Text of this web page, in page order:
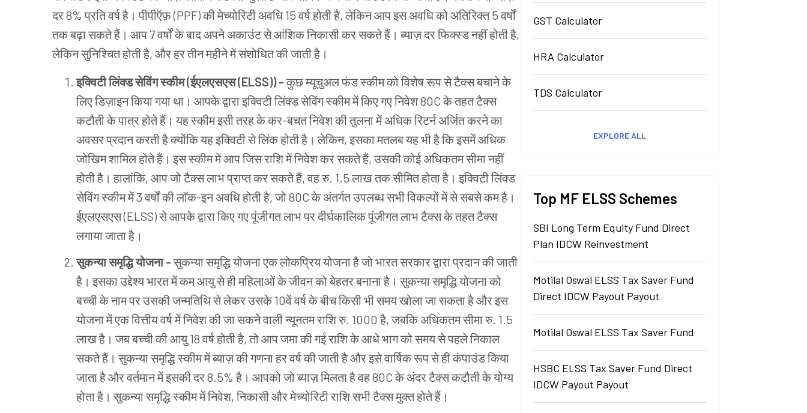
दर 8% प्रति वर्ष है। पीपीऍफ़ (PPF) की मेच्योरिटी अवधि 15 वर्ष होती है, लेकिन आप इस अवधि को अतिरिक्त 5 वर्षों
तक बढ़ा सकते हैं। आप 7 वर्षों के बाद अपने अकाउंट से आंशिक निकासी कर सकते हैं। ब्याज़ दर फिक्स्ड नहीं होती है,
लेकिन सुनिश्चित होती है, और हर तीन महीने में संशोधित की जाती है।
इक्विटी लिंक्ड सेविंग स्कीम (ईएलएसएस(ELSS)) -कुछ म्यूचुअल फंड स्कीम को विशेष रूप से टैक्स बचाने के
लिए डिज़ाइन किया गया था। आपके द्वारा इक्विटी लिंक्ड सेविंग स्कीम में किए गए निवेश 80C के तहत टैक्स
कटौती के पात्र होते हैं। यह स्कीम इसी तरह के कर-बचत निवेश की तुलना में अधिक रिटर्न अर्जित करने का
अवसर प्रदान करती है क्योंकि यह इक्विटी से लिंक होती है। लेकिन, इसका मतलब यह भी है कि इसमें अधिक
जोखिम शामिल होते हैं। इस स्कीम में आप जिस राशि में निवेश कर सकते हैं, उसकी कोई अधिकतम सीमा नहीं
होती है। हालांकि, आप जो टैक्स लाभ प्राप्त कर सकते हैं, वह रु. 1.5 लाख तक सीमित होता है। इक्विटी लिंक्ड
सेविंग स्कीम में 3 वर्षों की लॉक-इन अवधि होती है, जो 80C के अंतर्गत उपलब्ध सभी विकल्पों में से सबसे कम है।
ईएलएसएस (ELSS) से आपके द्वारा किए गए पूंजीगत लाभ पर दीर्घकालिक पूंजीगत लाभ टैक्स के तहत टैक्स
लगाया जाता है।
सुकन्या समृद्धि योजना -सुकन्या समृद्धि योजना एक लोकप्रिय योजना है जो भारत सरकार द्वारा प्रदान की जाती
है। इसका उद्देश्य भारत में कम आयु से ही महिलाओं के जीवन को बेहतर बनाना है। सुकन्या समृद्धि योजना को
बच्ची के नाम पर उसकी जन्मतिथि से लेकर उसके 10वें वर्ष के बीच किसी भी समय खोला जा सकता है और इस
योजना में एक वित्तीय वर्ष में निवेश की जा सकने वाली न्यूनतम राशि रु. 1000 है, जबकि अधिकतम सीमा रु. 1.5
लाख है। जब बच्ची की आयु 18 वर्ष होती है, तो आप जमा की गई राशि के आधे भाग को समय से पहले निकाल
सकते हैं। सुकन्या समृद्धि स्कीम में ब्याज़ की गणना हर वर्ष की जाती है और इसे वार्षिक रूप से ही कंपाउंड किया
जाता है और वर्तमान में इसकी दर 8.5% है। आपको जो ब्याज़ मिलता है वह 80C के अंदर टैक्स कटौती के योग्य
होता है। सुकन्या समृद्धि स्कीम में निवेश, निकासी और मेच्योरिटी राशि सभी टैक्स मुक्त होते हैं।
GST Calculator
HRA Calculator
TDS Calculator
EXPLORE ALL
Top MF ELSS Schemes
SBI Long Term Equity Fund Direct
Plan IDCW Reinvestment
Motilal Oswal ELSS Tax Saver Fund
Direct IDCW Payout Payout
Motilal Oswal ELSS Tax Saver Fund
HSBC ELSS Tax Saver Fund Direct
IDCW Payout Payout